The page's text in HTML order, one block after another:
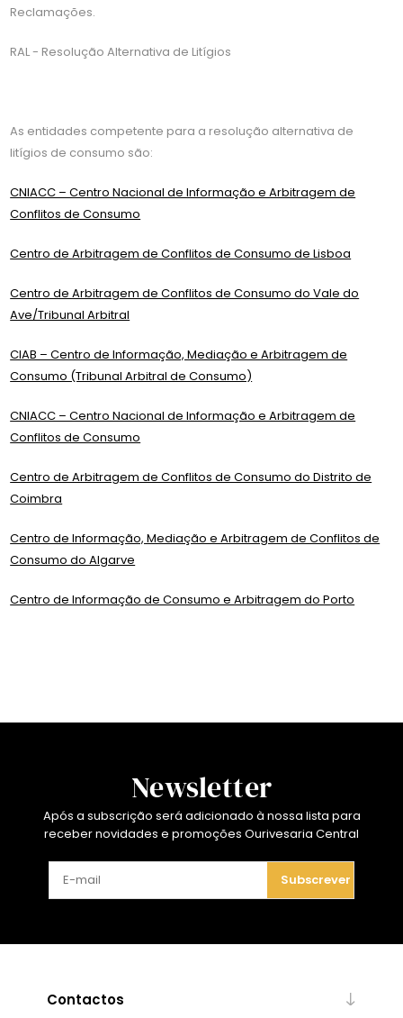
Reclamações.
RAL - Resolução Alternativa de Litígios
As entidades competente para a resolução alternativa de
litígios de consumo são:
CNIACC – Centro Nacional de Informação e Arbitragem de
Conflitos de Consumo
Centro de Arbitragem de Conflitos de Consumo de Lisboa
Centro de Arbitragem de Conflitos de Consumo do Vale do
Ave/Tribunal Arbitral
CIAB – Centro de Informação, Mediação e Arbitragem de
Consumo (Tribunal Arbitral de Consumo)
CNIACC – Centro Nacional de Informação e Arbitragem de
Conflitos de Consumo
Centro de Arbitragem de Conflitos de Consumo do Distrito de
Coimbra
Centro de Informação, Mediação e Arbitragem de Conflitos de
Consumo do Algarve
Centro de Informação de Consumo e Arbitragem do Porto
Newsletter
Após a subscrição será adicionado à nossa lista para
receber novidades e promoções Ourivesaria Central
Subscrever
Contactos